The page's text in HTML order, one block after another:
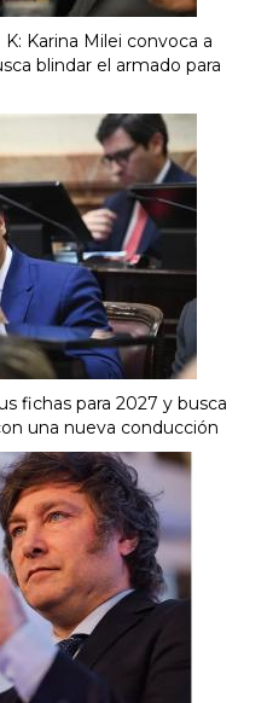
Karina Milei convoca a
blindar el armado para
fichas para 2027 y busca
una nueva conducción